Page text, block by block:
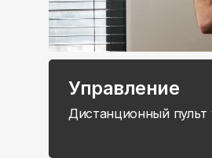
Управление
Дистанционный пульт